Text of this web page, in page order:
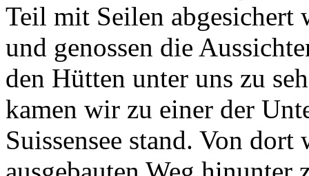
Teil mit Seilen abgesichert
und genossen die
den Hütten unter uns zu
kamen wir zu einer der
Suissensee stand. Von